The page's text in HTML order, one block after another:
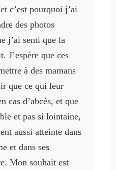
c’est pourquoi j’ai
des photos
j’ai senti que la
J’espère que ces
à des mamans
que ce qui leur
cas d’abcès, et que
et pas si lointaine,
aussi atteinte dans
et dans ses
Mon souhait est